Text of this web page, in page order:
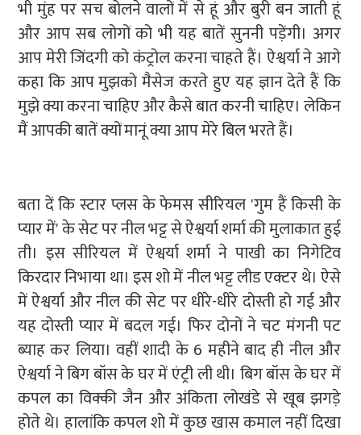
भी मुंह पर सच बोलने वालों में से हूं और बुरी बन जाती हूं
और आप सब लोगों को भी यह बातें सुननी पड़ेंगी। अगर
आप मेरी जिंदगी को कंट्रोल करना चाहते हैं। ऐश्वर्या ने आगे
कहा कि आप मुझको मैसेज करते हुए यह ज्ञान देते हैं कि
मुझे क्या करना चाहिए और कैसे बात करनी चाहिए। लेकिन
मैं आपकी बातें क्यों मानूं क्या आप मेरे बिल भरते हैं।
बता दें कि स्टार प्लस के फेमस सीरियल 'गुम हैं किसी के
प्यार में' के सेट पर नील भट्ट से ऐश्वर्या शर्मा की मुलाकात हुई
ती। इस सीरियल में ऐश्वर्या शर्मा ने पाखी का निगेटिव
किरदार निभाया था। इस शो में नील भट्ट लीड एक्टर थे। ऐसे
में ऐश्वर्या और नील की सेट पर धीरे-धीरे दोस्ती हो गई और
यह दोस्ती प्यार में बदल गई। फिर दोनों ने चट मंगनी पट
ब्याह कर लिया। वहीं शादी के 6 महीने बाद ही नील और
ऐश्वर्या ने बिग बॉस के घर में एंट्री ली थी। बिग बॉस के घर में
कपल का विक्की जैन और अंकिता लोखंडे से खूब झगड़े
होते थे। हालांकि कपल शो में कुछ खास कमाल नहीं दिखा